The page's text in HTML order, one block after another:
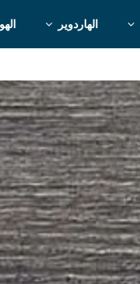
الهاردوير